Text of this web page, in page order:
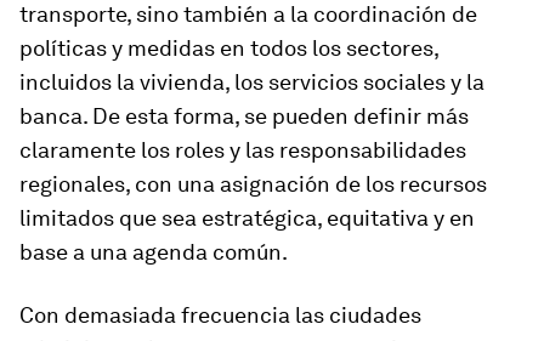
transporte, sino también a la coordinación de
políticas y medidas en todos los sectores,
incluidos la vivienda, los servicios sociales y la
banca. De esta forma, se pueden definir más
claramente los roles y las responsabilidades
regionales, con una asignación de los recursos
limitados que sea estratégica, equitativa y en
base a una agenda común.
Con demasiada frecuencia las ciudades